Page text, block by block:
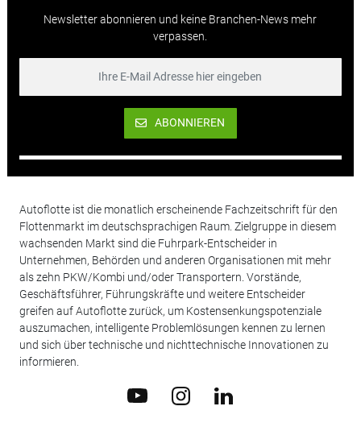
Newsletter abonnieren und keine Branchen-News mehr
verpassen.
ABONNIEREN
Autoflotte ist die monatlich erscheinende Fachzeitschrift für den
Flottenmarkt im deutschsprachigen Raum. Zielgruppe in diesem
wachsenden Markt sind die Fuhrpark-Entscheider in
Unternehmen, Behörden und anderen Organisationen mit mehr
als zehn PKW/Kombi und/oder Transportern. Vorstände,
Geschäftsführer, Führungskräfte und weitere Entscheider
greifen auf Autoflotte zurück, um Kostensenkungspotenziale
auszumachen, intelligente Problemlösungen kennen zu lernen
und sich über technische und nichttechnische Innovationen zu
informieren.